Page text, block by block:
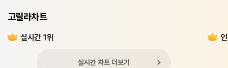
고릴라차트
실시간 1위
실시간 차트 더보기